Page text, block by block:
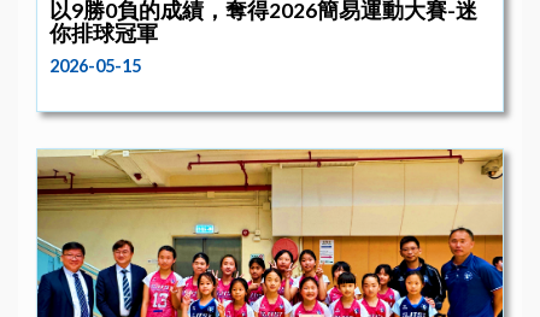
以9勝0負的成績，奪得2026簡易運動大賽-迷
你排球冠軍
2026-05-15